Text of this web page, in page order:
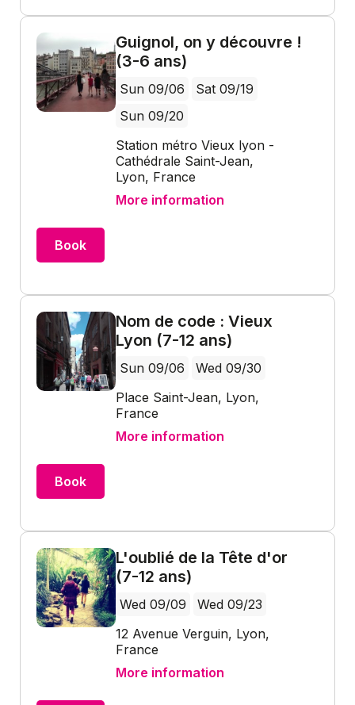
Guignol, on y découvre !
(3-6 ans)
Sun 09/06
Sat 09/19
Sun 09/20
Station métro Vieux lyon -
Cathédrale Saint-Jean,
Lyon, France
More information
Book
Nom de code : Vieux
Lyon (7-12 ans)
Sun 09/06
Wed 09/30
Place Saint-Jean, Lyon,
France
More information
Book
L'oublié de la Tête d'or
(7-12 ans)
Wed 09/09
Wed 09/23
12 Avenue Verguin, Lyon,
France
More information